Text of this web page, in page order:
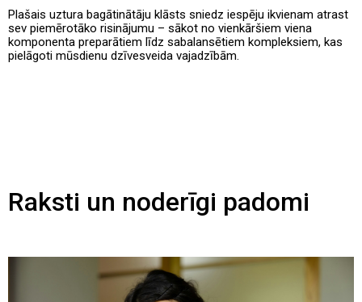
Plašais uztura bagātinātāju klāsts sniedz iespēju ikvienam atrast
sev piemērotāko risinājumu – sākot no vienkāršiem viena
komponenta preparātiem līdz sabalansētiem kompleksiem, kas
pielāgoti mūsdienu dzīvesveida vajadzībām.
Raksti un noderīgi padomi